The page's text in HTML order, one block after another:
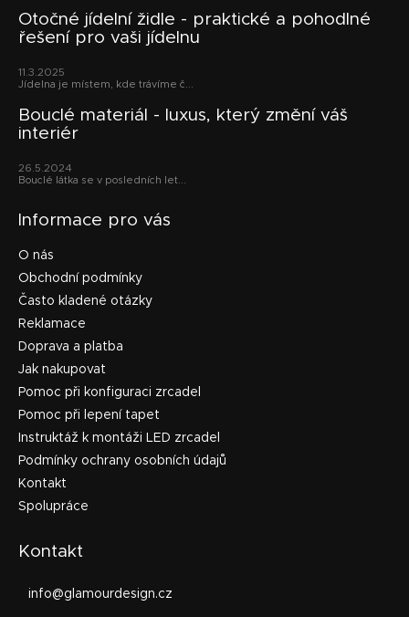
Otočné jídelní židle - praktické a pohodlné
řešení pro vaši jídelnu
11.3.2025
Jídelna je místem, kde trávíme č...
Bouclé materiál - luxus, který změní váš
interiér
26.5.2024
Bouclé látka se v posledních let...
Informace pro vás
O nás
Obchodní podmínky
Často kladené otázky
Reklamace
Doprava a platba
Jak nakupovat
Pomoc při konfiguraci zrcadel
Pomoc při lepení tapet
Instruktáž k montáži LED zrcadel
Podmínky ochrany osobních údajů
Kontakt
Spolupráce
Kontakt
info@glamourdesign.cz